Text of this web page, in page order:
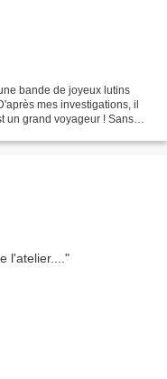
bande de joyeux lutins
mes investigations, il
un grand voyageur ! Sans